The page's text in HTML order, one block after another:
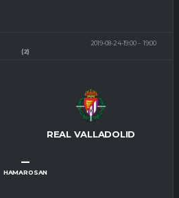
2019-08-24-19:00
19:00
(2)
REAL VALLADOLID
–
HAMAROSAN